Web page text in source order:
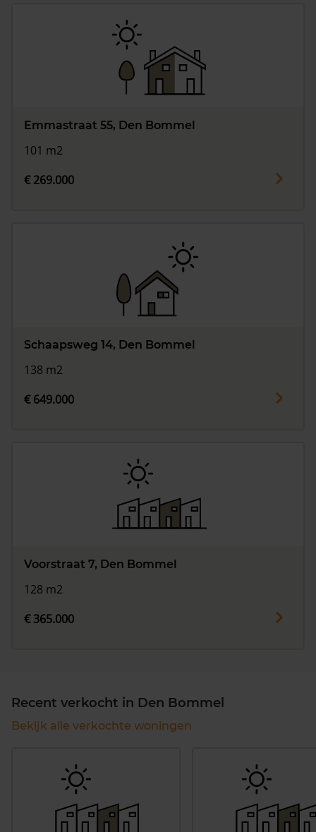
Emmastraat 55, Den Bommel
101 m2
€ 269.000
Schaapsweg 14, Den Bommel
138 m2
€ 649.000
Voorstraat 7, Den Bommel
128 m2
€ 365.000
Recent verkocht in Den Bommel
Bekijk alle verkochte woningen